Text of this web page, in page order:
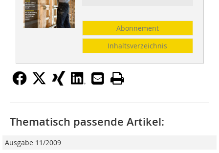
Abonnement
Inhaltsverzeichnis
Thematisch passende Artikel:
Ausgabe 11/2009